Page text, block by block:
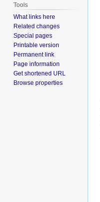
Tools
What links here
Related changes
Special pages
Printable version
Permanent link
Page information
Get shortened URL
Browse properties